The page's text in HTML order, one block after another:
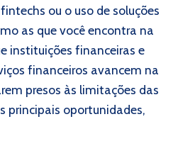
ou o uso de soluções
as que você encontra na
instituições financeiras e
financeiros avancem na
presos às limitações das
principais oportunidades,